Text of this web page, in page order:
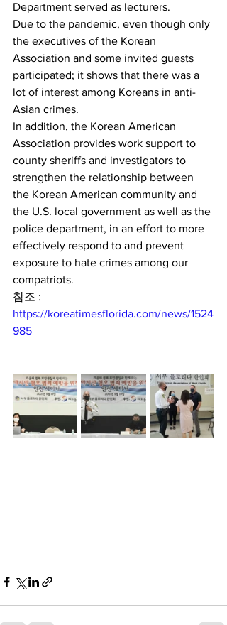
Department served as lecturers.
Due to the pandemic, even though only
the executives of the Korean
Association and some invited guests
participated; it shows that there was a
lot of interest among Koreans in anti-
Asian crimes.
In addition, the Korean American
Association provides work support to
county sheriffs and investigators to
strengthen the relationship between
the Korean American community and
the U.S. local government as well as the
police department, in an effort to more
effectively respond to and prevent
exposure to hate crimes among our
compatriots.
참조 :
https://koreatimesflorida.com/news/1524
985